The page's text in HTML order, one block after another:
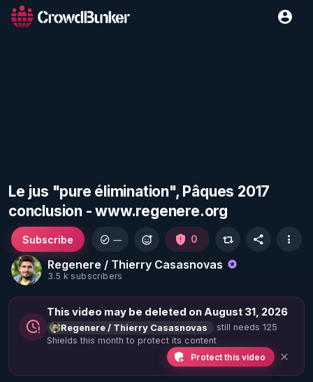
Le jus "pure élimination", Pâques 2017
conclusion - www.regenere.org
Regenere / Thierry Casasnovas
3.5 k subscribers
Subscribe — 0
This video may be deleted on August 31, 2026
Regenere / Thierry Casasnovas
still needs 125
Shields this month to protect its content
Protect this video